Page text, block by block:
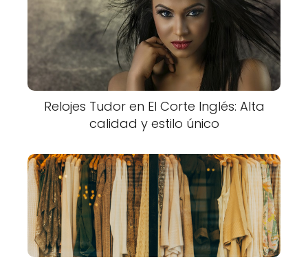
Relojes Tudor en El Corte Inglés: Alta
calidad y estilo único